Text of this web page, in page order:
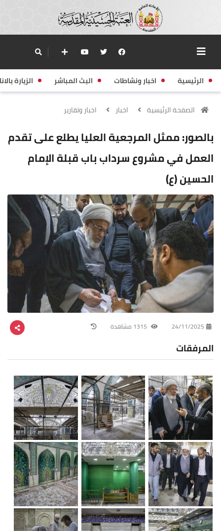
الرئيسية اخبار ونشاطات البث المباشر الزيارة
الصفحة الرئيسية اخبار اخبار وتقارير
بالصور: ممثل المرجعية العليا يطلع على تقدم
العمل في مشروع سرداب باب قبلة الإمام
الحسين (ع)
24/11/2025
المرفقات